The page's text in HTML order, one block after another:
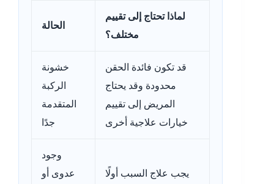
الحالة
لماذا تحتاج إلى تقييم
مختلف؟
خشونة
الركبة
المتقدمة
جدًا
قد تكون فائدة الحقن
محدودة وقد يحتاج
المريض إلى تقييم
خيارات علاجية أخرى
وجود
عدوى أو
يجب علاج السبب أولًا